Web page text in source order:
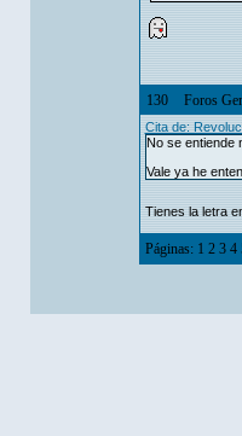
130 Foros
Cita de:
No se entiende
Vale ya he
Tienes la letra
Páginas: 1 2 3 4